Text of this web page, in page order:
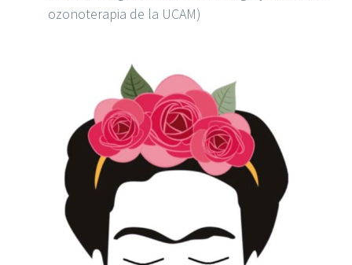
ozonoterapia de la UCAM)